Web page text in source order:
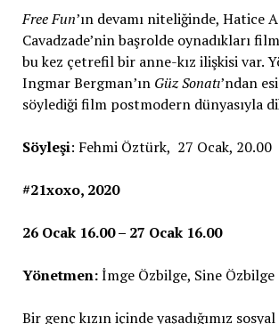
Free Fun’ın devamı niteliğinde, Hatice
Cavadzade’nin başrolde oynadıkları
bu kez çetrefil bir anne-kız ilişkisi var.
Ingmar Bergman’ın Güz Sonatı’ndan
söylediği film postmodern dünyasıyla
Söyleşi: Fehmi Öztürk, 27 Ocak, 20.00
#21xoxo, 2020
26 Ocak 16.00 – 27 Ocak 16.00
Yönetmen:İmge Özbilge, Sine Özbilge
Bir genç kızın içinde yaşadığımız